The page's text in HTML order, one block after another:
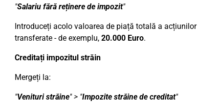
"Salariu fără reținere de impozit"
Introduceți acolo valoarea de piață totală a acțiunilor
transferate - de exemplu, 20.000 Euro.
Creditați impozitul străin
Mergeți la:
"Venituri străine" > "Impozite străine de creditat"